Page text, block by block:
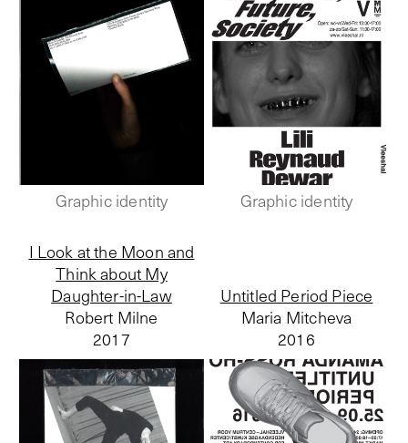
Graphic identity Graphic identity
I Look at the Moon and
Think about My
Daughter-in-Law
Robert Milne
2017
Untitled Period Piece
Maria Mitcheva
2016